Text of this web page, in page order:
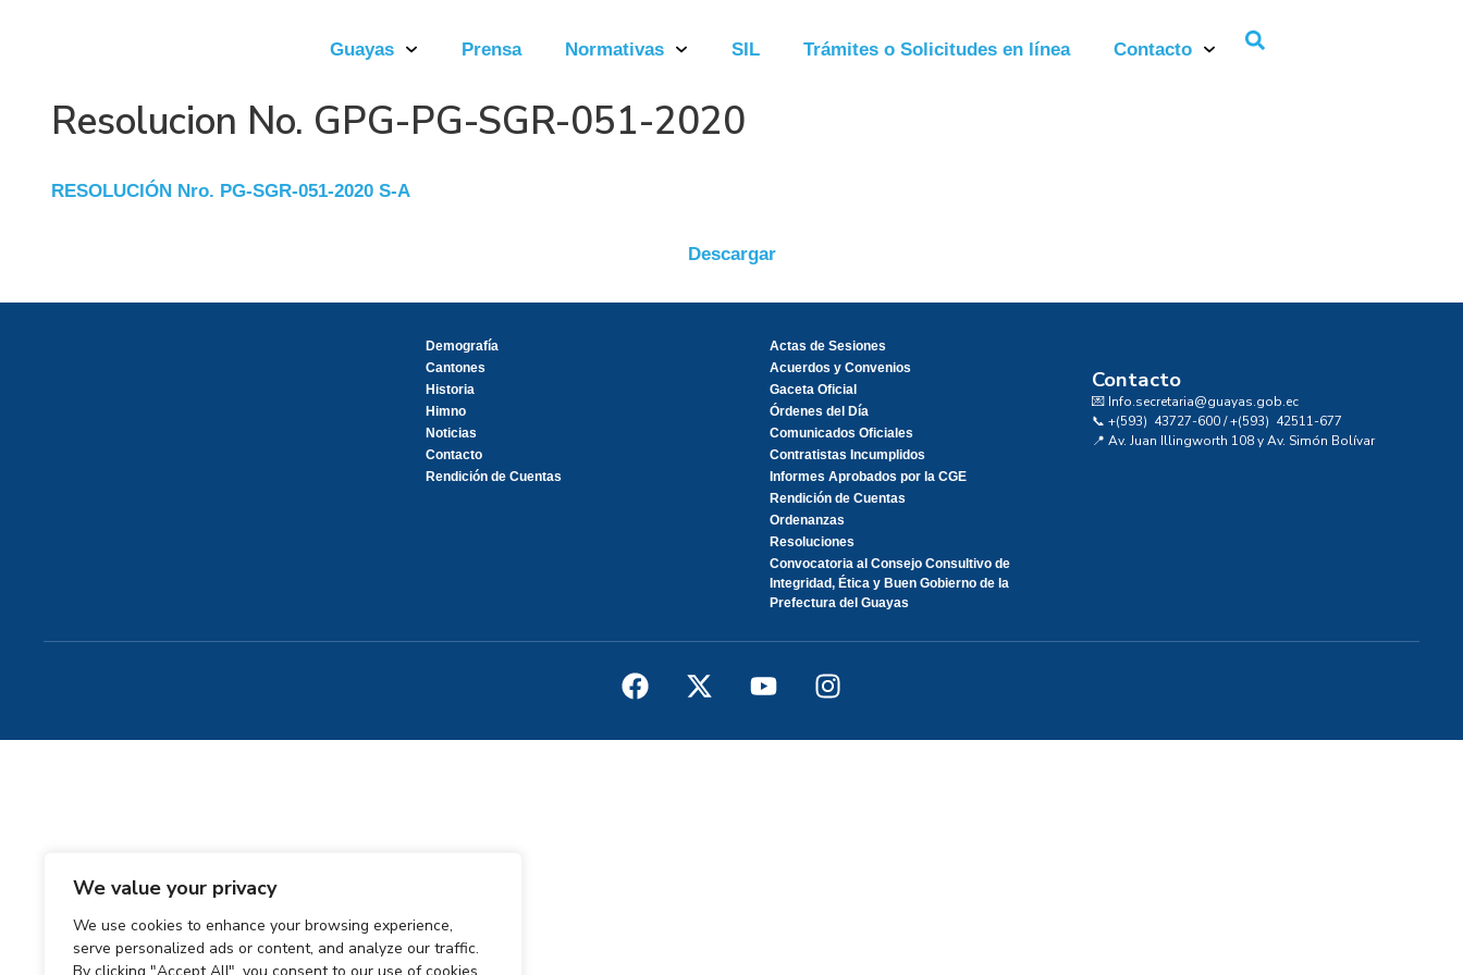
We value your privacy
We use cookies to enhance your browsing experience,
serve personalized ads or content, and analyze our traffic.
Guayas Prensa Normativas SIL Trámites o Solicitudes en línea Contacto
Resolucion No. GPG-PG-SGR-051-2020
RESOLUCIÓN Nro. PG-SGR-051-2020 S-A
Descargar
Demografía
Cantones
Historia
Himno
Noticias
Contacto
Rendición de Cuentas
Actas de Sesiones
Acuerdos y Convenios
Gaceta Oficial
Órdenes del Día
Comunicados Oficiales
Contratistas Incumplidos
Informes Aprobados por la CGE
Rendición de Cuentas
Ordenanzas
Resoluciones
Convocatoria al Consejo Consultivo de
Integridad, Ética y Buen Gobierno de la
Prefectura del Guayas
Contacto
💌 Info.secretaria@guayas.gob.ec
📞 +(593) 43727-600 / +(593) 42511-677
📍 Av. Juan Illingworth 108 y Av. Simón Bolívar